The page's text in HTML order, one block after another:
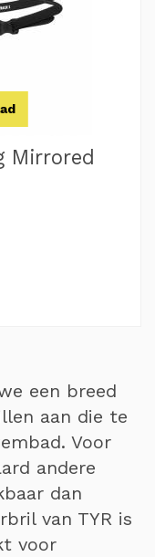
Mirrored
een breed
aan die te
Voor
andere
dan
van TYR is
voor